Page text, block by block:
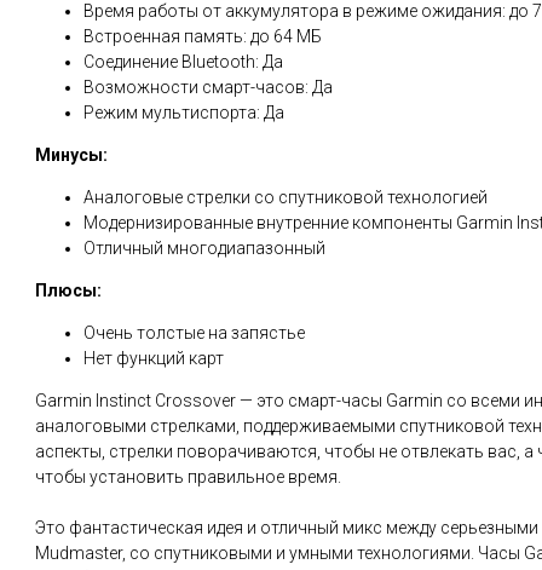
Время работы от аккумулятора в режиме ожидания: до
Встроенная память: до 64 МБ
Соединение Bluetooth: Да
Возможности смарт-часов: Да
Режим мультиспорта: Да
Минусы:
Аналоговые стрелки со спутниковой технологией
Модернизированные внутренние компоненты Garmin
Отличный многодиапазонный
Плюсы:
Очень толстые на запястье
Нет функций карт
Garmin Instinct Crossover — это смарт-часы Garmin со всеми
аналоговыми стрелками, поддерживаемыми спутниковой
аспекты, стрелки поворачиваются, чтобы не отвлекать вас,
чтобы установить правильное время.
Это фантастическая идея и отличный микс между
Mudmaster, со спутниковыми и умными технологиями. Часы